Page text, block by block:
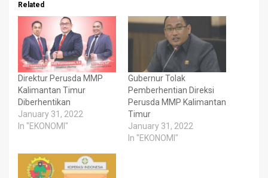
Related
Direktur Perusda MMP
Kalimantan Timur
Diberhentikan
January 31, 2022
In "EKONOMI"
Gubernur Tolak
Pemberhentian Direksi
Perusda MMP Kalimantan
Timur
January 31, 2022
In "EKONOMI"